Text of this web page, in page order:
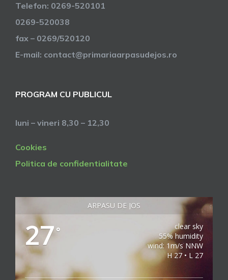
Telefon: 0269-520101
0269-520038
fax – 0269/520120
E-mail: contact@primariaarpasudejos.ro
PROGRAM CU PUBLICUL
luni – vineri 8,30 – 12,30
Cookies
Politica de confidentialitate
ARPASU DE JOS
27°
clear sky
55% humidity
wind: 1m/s NNW
H 27 • L 27